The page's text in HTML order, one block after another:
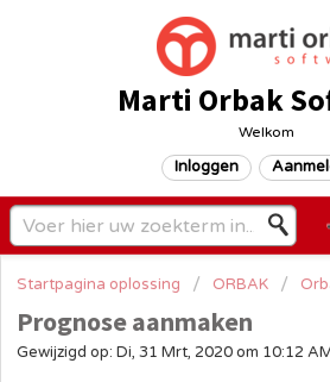
Marti Orbak
Welkom
Inloggen
Startpagina oplossing ORBAK
Prognose aanmaken
Gewijzigd op: Di, 31 Mrt, 2020 om 10:12